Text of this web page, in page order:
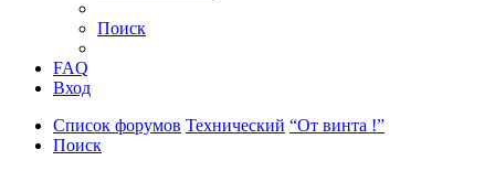
Поиск
FAQ
Вход
Список форумов Технический “От винта !”
Поиск